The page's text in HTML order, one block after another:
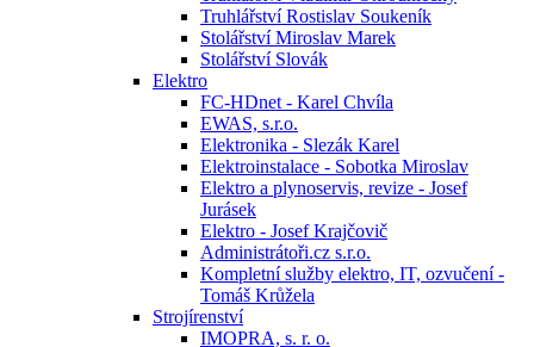
Truhlářství Rostislav Soukeník
Stolářství Miroslav Marek
Stolářství Slovák
Elektro
FC-HDnet - Karel Chvíla
EWAS, s.r.o.
Elektronika - Slezák Karel
Elektroinstalace - Sobotka Miroslav
Elektro a plynoservis, revize - Josef
Jurásek
Elektro - Josef Krajčovič
Administrátoři.cz s.r.o.
Kompletní služby elektro, IT, ozvučení -
Tomáš Krůžela
Strojírenství
IMOPRA, s. r. o.